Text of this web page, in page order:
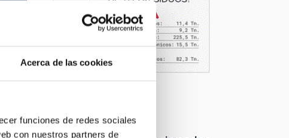
Acerca de las cookies
funciones de redes sociales
con nuestros partners de